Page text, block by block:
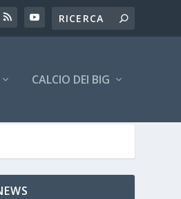
CALCIO DEI BIG